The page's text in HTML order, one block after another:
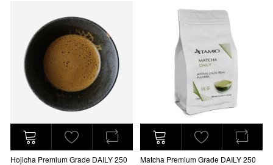
Hojicha Premium Grade DAILY 250
Matcha Premium Grade DAILY 250